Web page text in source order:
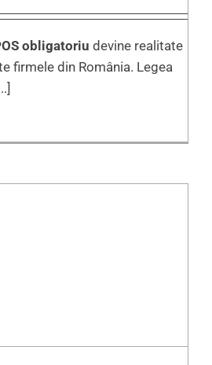
obligatoriu devine realitate
firmele din România. Legea